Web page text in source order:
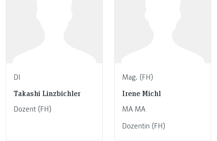
DI
Takashi Linzbichler
Dozent (FH)
Mag. (FH)
Irene Michl
MA MA
Dozentin (FH)